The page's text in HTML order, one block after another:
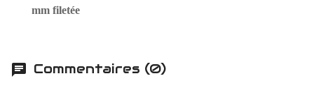
mm filetée
Commentaires (0)